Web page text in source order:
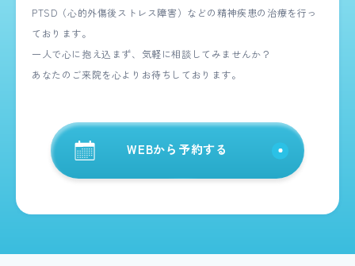
PTSD（心的外傷後ストレス障害）などの精神疾患の治療を行っ
ております。
一人で心に抱え込まず、気軽に相談してみませんか？
あなたのご来院を心よりお待ちしております。
WEBから予約する